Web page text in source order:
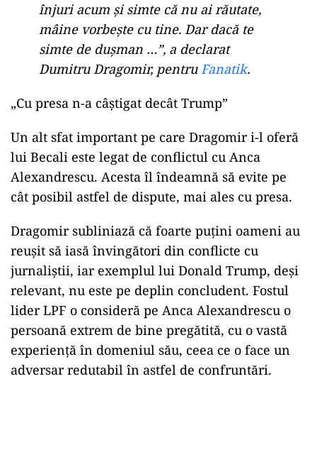
înjuri acum și simte că nu ai răutate,
mâine vorbește cu tine. Dar dacă te
simte de dușman …”, a declarat
Dumitru Dragomir, pentruFanatik.
„Cu presa n-a câștigat decât Trump”
Un alt sfat important pe care Dragomir i-l oferă
lui Becali este legat de conflictul cu Anca
Alexandrescu. Acesta îl îndeamnă să evite pe
cât posibil astfel de dispute, mai ales cu presa.
Dragomir subliniază că foarte puțini oameni au
reușit să iasă învingători din conflicte cu
jurnaliștii, iar exemplul lui Donald Trump, deși
relevant, nu este pe deplin concludent. Fostul
lider LPF o consideră pe Anca Alexandrescu o
persoană extrem de bine pregătită, cu o vastă
experiență în domeniul său, ceea ce o face un
adversar redutabil în astfel de confruntări.